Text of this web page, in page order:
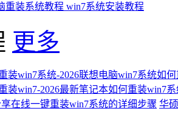
重装系统教程 win7系统安装教程
更多
装win7系统-2026联想电脑win7系统如
装win7-2026最新笔记本如何重装win7
在线一键重装win7系统的详细步骤 华